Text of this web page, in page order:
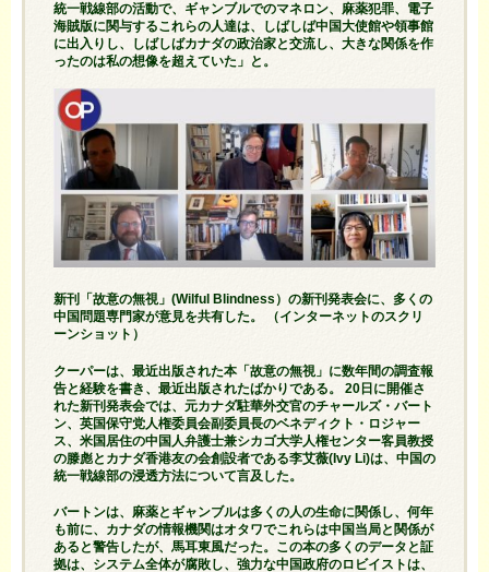
統一戦線部の活動で、ギャンブルでのマネロン、麻薬犯罪、電子
海賊版に関与するこれらの人達は、しばしば中国大使館や領事館
に出入りし、しばしばカナダの政治家と交流し、大きな関係を作
ったのは私の想像を超えていた」と。
新刊「故意の無視」(Wilful Blindness）の新刊発表会に、多くの
中国問題専門家が意見を共有した。 （インターネットのスクリ
ーンショット）
クーパーは、最近出版された本「故意の無視」に数年間の調査報
告と経験を書き、最近出版されたばかりである。 20日に開催さ
れた新刊発表会では、元カナダ駐華外交官のチャールズ・バート
ン、英国保守党人権委員会副委員長のベネディクト・ロジャー
ス、米国居住の中国人弁護士兼シカゴ大学人権センター客員教授
の滕彪とカナダ香港友の会創設者である李艾薇(Ivy Li)は、中国の
統一戦線部の浸透方法について言及した。
バートンは、麻薬とギャンブルは多くの人の生命に関係し、何年
も前に、カナダの情報機関はオタワでこれらは中国当局と関係が
あると警告したが、馬耳東風だった。この本の多くのデータと証
拠は、システム全体が腐敗し、強力な中国政府のロビイストは、